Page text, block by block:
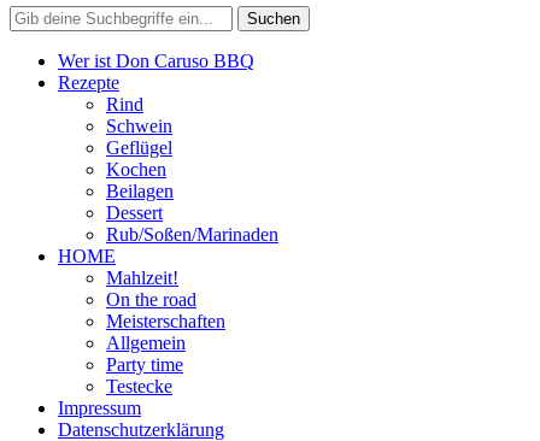
Wer ist Don Caruso BBQ
Rezepte
Rind
Schwein
Geflügel
Kochen
Beilagen
Dessert
Rub/Soßen/Marinaden
HOME
Mahlzeit!
On the road
Meisterschaften
Allgemein
Party time
Testecke
Impressum
Datenschutzerklärung